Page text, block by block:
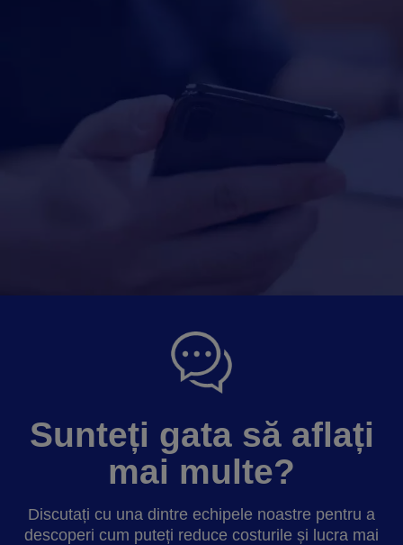
Sunteți gata să aflați
mai multe?
Discutați cu una dintre echipele noastre pentru a
descoperi cum puteți reduce costurile și lucra mai